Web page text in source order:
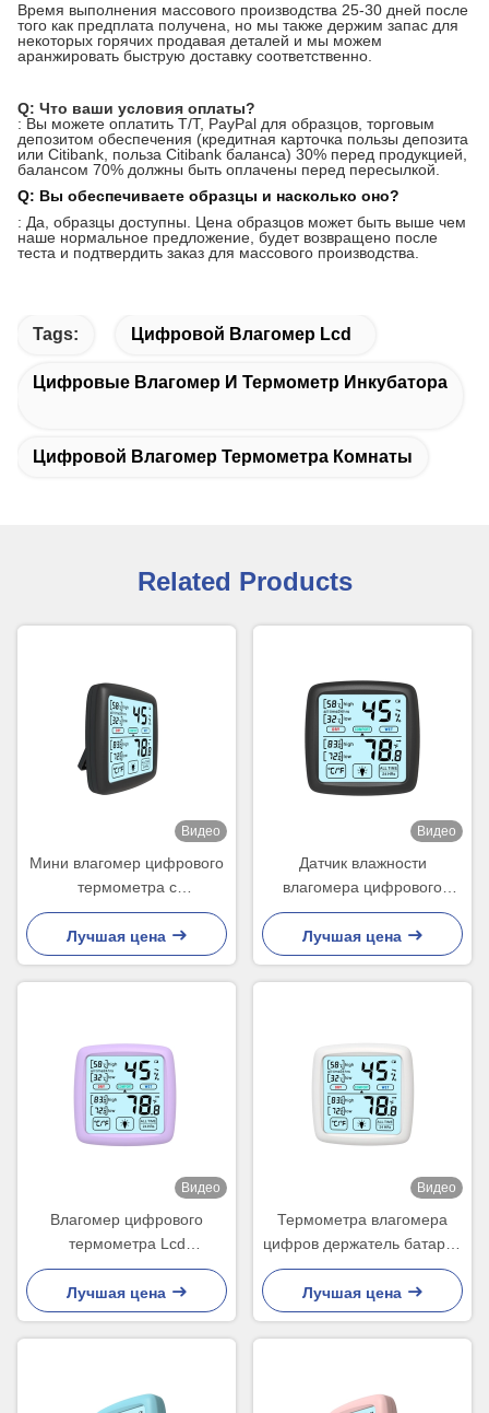
Время выполнения массового производства 25-30 дней после
того как предплата получена, но мы также держим запас для
некоторых горячих продавая деталей и мы можем
аранжировать быструю доставку соответственно.
Q: Что ваши условия оплаты?
: Вы можете оплатить T/T, PayPal для образцов, торговым
депозитом обеспечения (кредитная карточка пользы депозита
или Citibank, польза Citibank баланса) 30% перед продукцией,
балансом 70% должны быть оплачены перед пересылкой.
Q: Вы обеспечиваете образцы и насколько оно?
: Да, образцы доступны. Цена образцов может быть выше чем
наше нормальное предложение, будет возвращено после
теста и подтвердить заказ для массового производства.
Tags: Цифровой Влагомер Lcd
Цифровые Влагомер И Термометр Инкубатора
Цифровой Влагомер Термометра Комнаты
Related Products
Видео
Мини влагомер цифрового
термометра с
минимальной
максимальной памятью
Lcd влагомера
Лучшая цена
Видео
Датчик влажности
влагомера цифрового
термометра закрытого
номера для инкубатора
24h
Лучшая цена
Видео
Влагомер цифрового
термометра Lcd
небольшой для датчика
влажности хьюмидоров
сигары крытого
Лучшая цена
Видео
Термометра влагомера
цифров держатель батареи
беспроводного крытого на
открытом воздухе ручной
Лучшая цена